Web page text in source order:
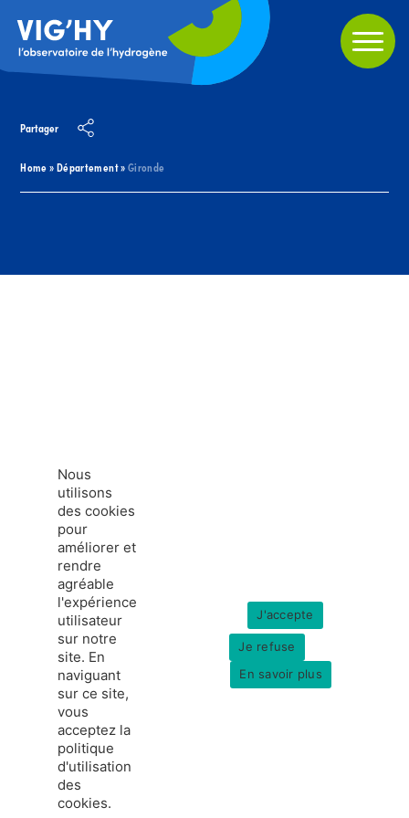
Home»Département»Gironde
Partager
france-hydrogene.org
Données personnelles
Mentions légales
Nous
utilisons
des cookies
pour
améliorer et
rendre
agréable
l'expérience
utilisateur
sur notre
site. En
naviguant
sur ce site,
vous
acceptez la
politique
d'utilisation
des
cookies.
J'accepte
Je refuse
En savoir plus